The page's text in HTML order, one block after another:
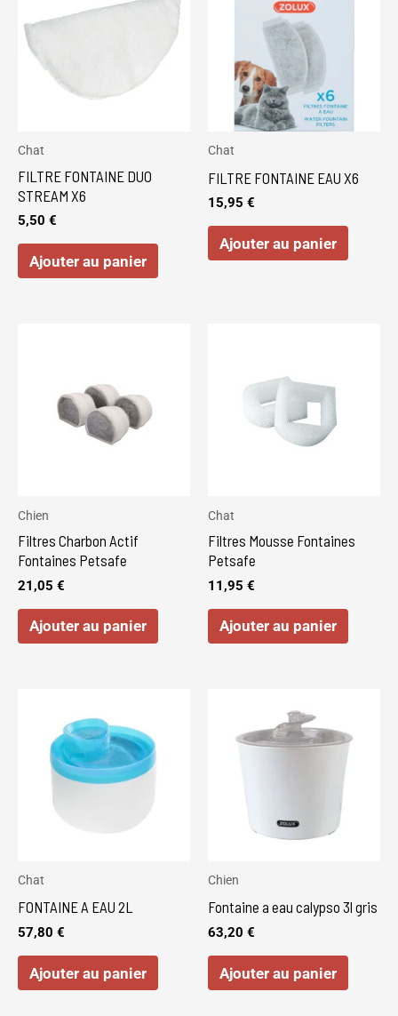
Chat
FILTRE FONTAINE DUO
STREAM X6
5,50 €
Ajouter au panier
Chat
FILTRE FONTAINE EAU X6
15,95 €
Ajouter au panier
Chien
Filtres Charbon Actif
Fontaines Petsafe
21,05 €
Ajouter au panier
Chat
Filtres Mousse Fontaines
Petsafe
11,95 €
Ajouter au panier
Chat
FONTAINE A EAU 2L
57,80 €
Ajouter au panier
Chien
Fontaine a eau calypso 3l gris
63,20 €
Ajouter au panier